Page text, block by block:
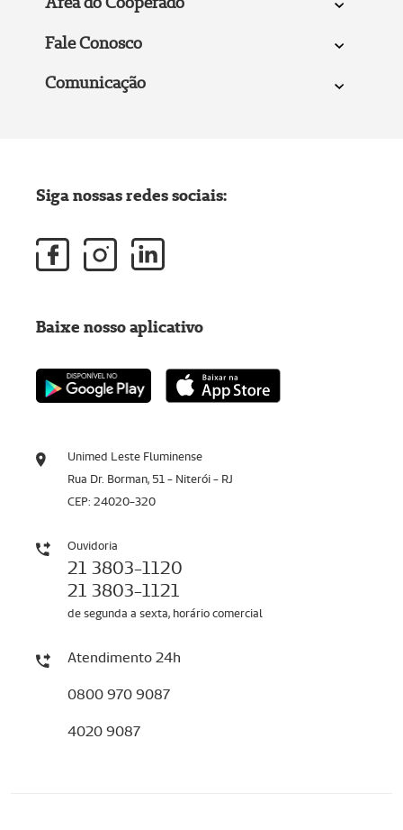
Fale Conosco
Comunicação
Unimed Leste Fluminense
Rua Dr. Borman, 51 - Niterói - RJ
CEP: 24020-320
Ouvidoria
21 3803-1120
21 3803-1121
de segunda a sexta, horário comercial
Atendimento 24h
0800 970 9087
4020 9087
Siga nossas redes sociais:
Baixe nosso aplicativo